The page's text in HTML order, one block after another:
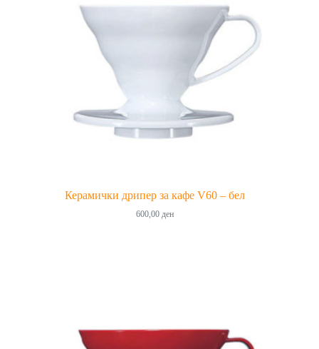
Керамички дрипер за кафе V60 – бел
600,00 ден